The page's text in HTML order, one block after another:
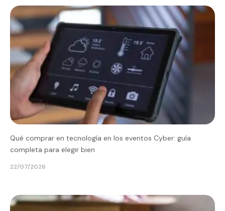
Qué comprar en tecnología en los eventos Cyber: guía
completa para elegir bien
22/07/2026